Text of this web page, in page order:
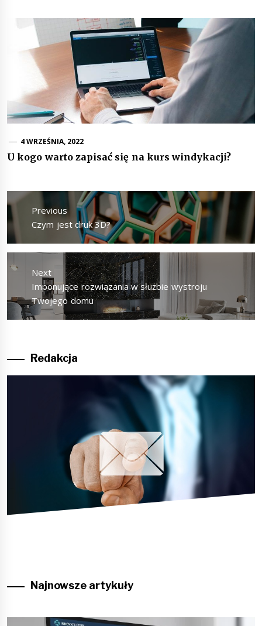
4 WRZEŚNIA, 2022
U kogo warto zapisać się na kurs windykacji?
Nawigacja
wpisuPrevious
Previous
Czym jest druk 3D?
Next
Next
post:
Imponujące rozwiązania w służbie wystroju
Twojego domu
Redakcja
Najnowsze artykuły